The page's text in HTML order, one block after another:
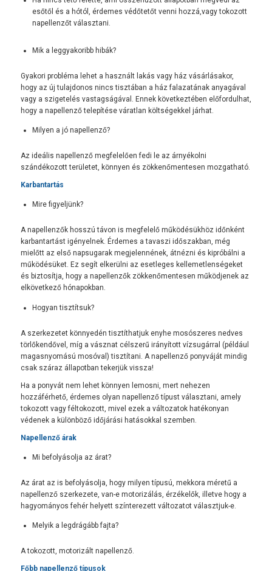
esőtől és a hótól, érdemes védőtetőt venni hozzá,vagy tokozott
napellenzőt választani.
Mik a leggyakoribb hibák?
Gyakori probléma lehet a használt lakás vagy ház vásárlásakor,
hogy az új tulajdonos nincs tisztában a ház falazatának anyagával
vagy a szigetelés vastagságával. Ennek következtében előfordulhat,
hogy a napellenző telepítése váratlan költségekkel járhat.
Milyen a jó napellenző?
Az ideális napellenző megfelelően fedi le az árnyékolni
szándékozott területet, könnyen és zökkenőmentesen mozgatható.
Karbantartás
Mire figyeljünk?
A napellenzők hosszú távon is megfelelő működésükhöz időnként
karbantartást igényelnek. Érdemes a tavaszi időszakban, még
mielőtt az első napsugarak megjelennének, átnézni és kipróbálni a
működésüket. Ez segít elkerülni az esetleges kellemetlenségeket
és biztosítja, hogy a napellenzők zökkenőmentesen működjenek az
elkövetkező hónapokban.
Hogyan tisztítsuk?
A szerkezetet könnyedén tisztíthatjuk enyhe mosószeres nedves
törlőkendővel, míg a vásznat célszerű irányított vízsugárral (például
magasnyomású mosóval) tisztítani. A napellenző ponyváját mindig
csak száraz állapotban tekerjük vissza!
Ha a ponyvát nem lehet könnyen lemosni, mert nehezen
hozzáférhető, érdemes olyan napellenző típust választani, amely
tokozott vagy féltokozott, mivel ezek a változatok hatékonyan
védenek a különböző időjárási hatásokkal szemben.
Napellenző árak
Mi befolyásolja az árat?
Az árat az is befolyásolja, hogy milyen típusú, mekkora méretű a
napellenző szerkezete, van-e motorizálás, érzékelők, illetve hogy a
hagyományos fehér helyett színterezett változatot választjuk-e.
Melyik a legdrágább fajta?
A tokozott, motorizált napellenző.
Főbb napellenző típusok